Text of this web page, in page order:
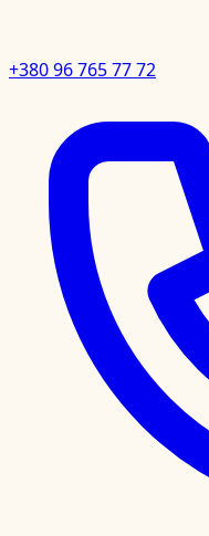
+380 96 765 77 72